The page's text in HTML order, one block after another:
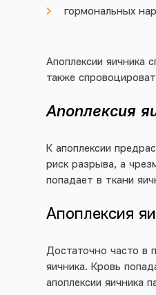
гормональных
Апоплексии яичника
также
Апоплексия
К апоплексии
риск разрыва, а
попадает в ткани
Апоплексия
Достаточно часто в
яичника. Кровь
апоплексии яичника